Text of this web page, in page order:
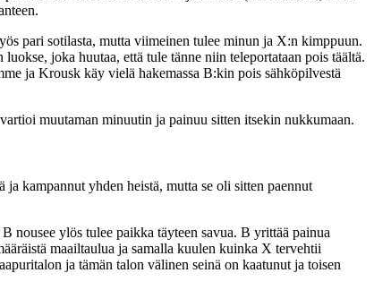
pari sotilasta, mutta viimeinen tulee minun ja X:n kimppuun.
joka huutaa, että tule tänne niin teleportataan pois täältä.
ja Krousk käy vielä hakemassa B:kin pois sähköpilvestä
muutaman minuutin ja painuu sitten itsekin nukkumaan.
kampannut yhden heistä, mutta se oli sitten paennut
nousee ylös tulee paikka täyteen savua. B yrittää painua
maailtaulua ja samalla kuulen kuinka X tervehtii
ja tämän talon välinen seinä on kaatunut ja toisen